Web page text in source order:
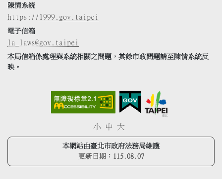
陳情系統
https://1999.gov.taipei
電子信箱
la_laws@gov.taipei
本局信箱係處理與系統相關之問題，其餘市政問題請至陳情系統反
映。
小 中 大
本網站由臺北市政府法務局維護
更新日期： 115.08.07